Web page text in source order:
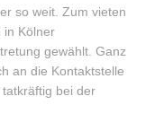
so weit. Zum vieten
in Kölner
gewählt. Ganz
an die Kontaktstelle
bei der